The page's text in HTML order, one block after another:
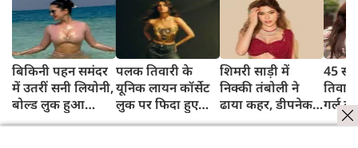
बिकिनी पहन समंदर
में उतरीं सनी लियोनी,
बोल्ड लुक हुआ
वायरल
पलक तिवारी के
यूनिक लायन कॉर्सेट
लुक पर फिदा हुए
फैंस, देखिए एक्ट्रेस
शिमरी साड़ी में
निक्की तंबोली ने
ढाया कहर, डीपनेक
ब्लाउज पहन लगाया
45
गर्ल
अंदाज